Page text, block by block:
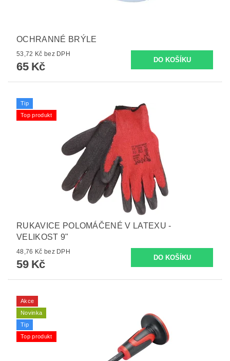
OCHRANNÉ BRÝLE
53,72 Kč bez DPH
65 Kč
Tip
Top produkt
RUKAVICE POLOMÁČENÉ V LATEXU -
VELIKOST 9"
48,76 Kč bez DPH
59 Kč
Akce
Novinka
Tip
Top produkt